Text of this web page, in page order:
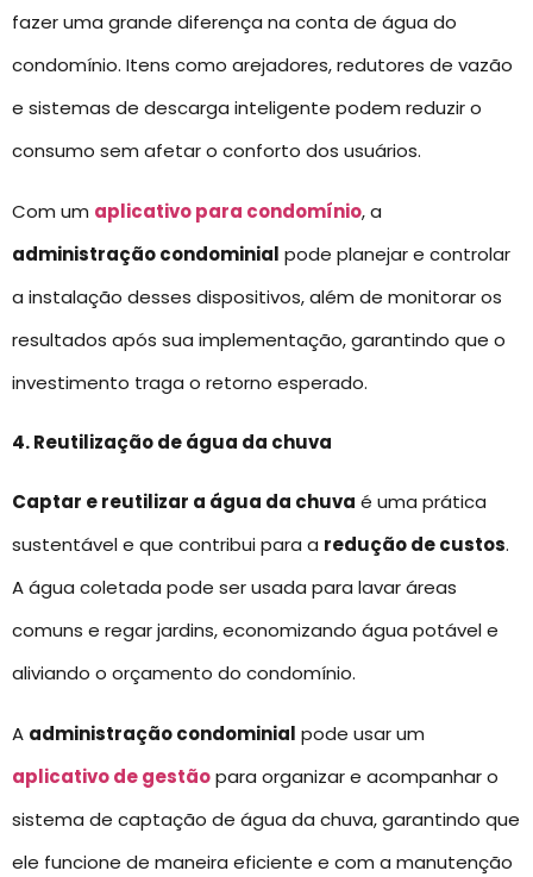
fazer uma grande diferença na conta de água do
condomínio. Itens como arejadores, redutores de vazão
e sistemas de descarga inteligente podem reduzir o
consumo sem afetar o conforto dos usuários.
Com um aplicativo para condomínio, a
administração condominial pode planejar e controlar
a instalação desses dispositivos, além de monitorar os
resultados após sua implementação, garantindo que o
investimento traga o retorno esperado.
4. Reutilização de água da chuva
Captar e reutilizar a água da chuva é uma prática
sustentável e que contribui para a redução de custos.
A água coletada pode ser usada para lavar áreas
comuns e regar jardins, economizando água potável e
aliviando o orçamento do condomínio.
A administração condominial pode usar um
aplicativo de gestãopara organizar e acompanhar o
sistema de captação de água da chuva, garantindo que
ele funcione de maneira eficiente e com a manutenção